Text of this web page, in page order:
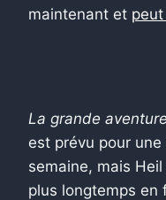
maintenant et
La grande
est prévu pour une
semaine, mais
plus longtemps en